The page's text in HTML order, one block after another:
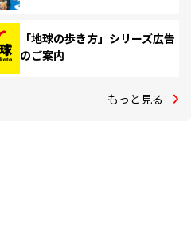
「地球の歩き方」シリーズ広告
のご案内
もっと見る